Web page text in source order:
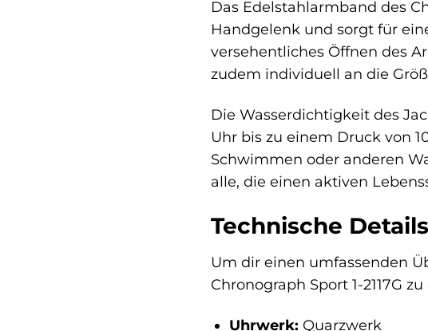
Das Edelstahlarmband des
Handgelenk und sorgt für
versehentliches Öffnen des
zudem individuell an die
Die Wasserdichtigkeit des
Uhr bis zu einem Druck von
Schwimmen oder anderen
alle, die einen aktiven
Technische
Um dir einen umfassenden
Chronograph Sport 1-2117G
Uhrwerk: Quarzwerk